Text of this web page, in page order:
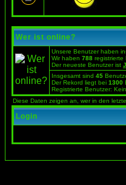
Wer ist online?
Unsere Benutzer haben
Wir haben 788 registrierte
Der neueste Benutzer ist
Insgesamt sind 45
Der Rekord liegt bei 1300
Registrierte Benutzer:
Diese Daten zeigen an, wer in den
Login